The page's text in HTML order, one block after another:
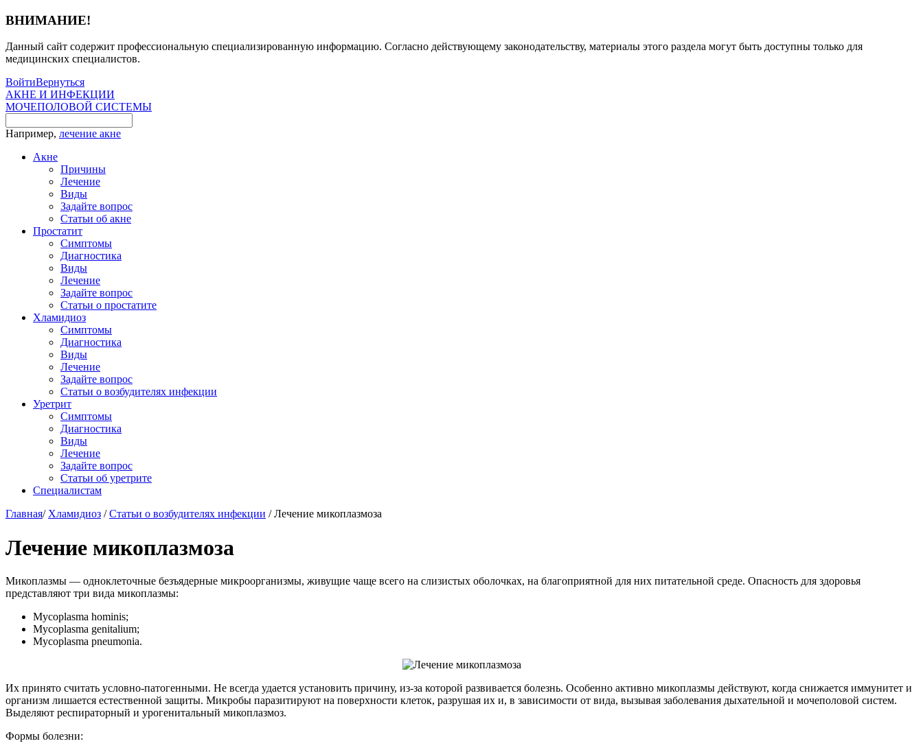
ВНИМАНИЕ!
Данный сайт содержит профессиональную специализированную информацию. Согласно действующему законодательству, материалы этого раздела могут быть доступны только для
медицинских специалистов.
ВойтиВернуться
АКНЕ И ИНФЕКЦИИ
МОЧЕПОЛОВОЙ СИСТЕМЫ
Например, лечение акне
Акне
Причины
Лечение
Виды
Задайте вопрос
Статьи об акне
Простатит
Симптомы
Диагностика
Виды
Лечение
Задайте вопрос
Статьи о простатите
Хламидиоз
Симптомы
Диагностика
Виды
Лечение
Задайте вопрос
Статьи о возбудителях инфекции
Уретрит
Симптомы
Диагностика
Виды
Лечение
Задайте вопрос
Статьи об уретрите
Специалистам
Главная/Хламидиоз /Статьи о возбудителях инфекции /Лечение микоплазмоза
Лечение микоплазмоза
Микоплазмы — одноклеточные безъядерные микроорганизмы, живущие чаще всего на слизистых оболочках, на благоприятной для них питательной среде. Опасность для здоровья
представляют три вида микоплазмы:
Mycoplasma hominis;
Mycoplasma genitalium;
Mycoplasma pneumonia.
Их принято считать условно-патогенными. Не всегда удается установить причину, из-за которой развивается болезнь. Особенно активно микоплазмы действуют, когда снижается иммунитет и
организм лишается естественной защиты. Микробы паразитируют на поверхности клеток, разрушая их и, в зависимости от вида, вызывая заболевания дыхательной и мочеполовой систем.
Выделяют респираторный и урогенитальный микоплазмоз.
Формы болезни: